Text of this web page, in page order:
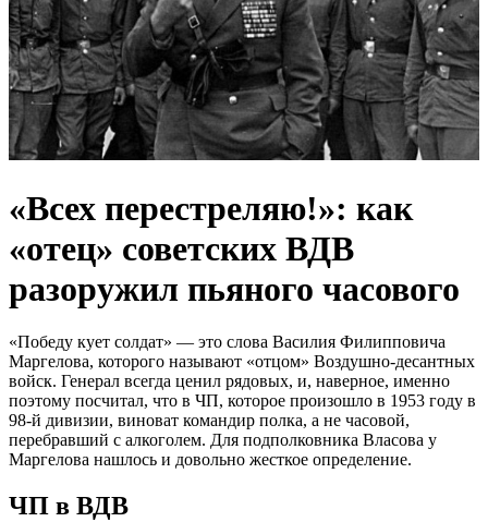
«Всех перестреляю!»: как
«отец» советских ВДВ
разоружил пьяного часового
«Победу кует солдат» — это слова Василия Филипповича
Маргелова, которого называют «отцом» Воздушно-десантных
войск. Генерал всегда ценил рядовых, и, наверное, именно
поэтому посчитал, что в ЧП, которое произошло в 1953 году в
98-й дивизии, виноват командир полка, а не часовой,
перебравший с алкоголем. Для подполковника Власова у
Маргелова нашлось и довольно жесткое определение.
ЧП в ВДВ